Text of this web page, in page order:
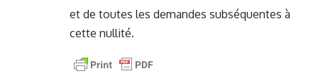
et de toutes les demandes subséquentes à
cette nullité.